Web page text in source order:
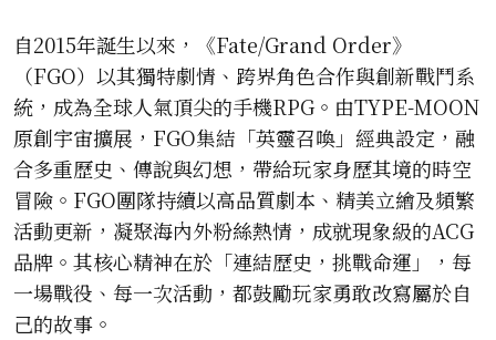
自2015年誕生以來，《Fate/Grand Order》
（FGO）以其獨特劇情、跨界角色合作與創新戰鬥系
統，成為全球人氣頂尖的手機RPG。由TYPE-MOON
原創宇宙擴展，FGO集結「英靈召喚」經典設定，融
合多重歷史、傳說與幻想，帶給玩家身歷其境的時空
冒險。FGO團隊持續以高品質劇本、精美立繪及頻繁
活動更新，凝聚海內外粉絲熱情，成就現象級的ACG
品牌。其核心精神在於「連結歷史，挑戰命運」，每
一場戰役、每一次活動，都鼓勵玩家勇敢改寫屬於自
己的故事。